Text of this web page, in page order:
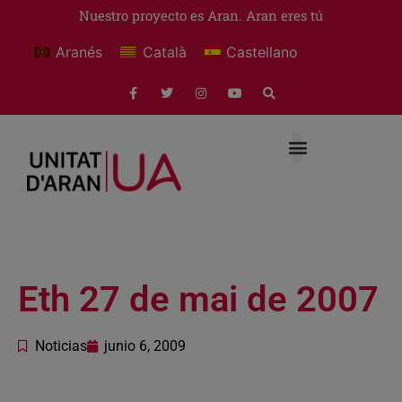
Nuestro proyecto es Aran. Aran eres tú
Aranés Català Castellano
Eth 27 de mai de 2007
Noticias junio 6, 2009